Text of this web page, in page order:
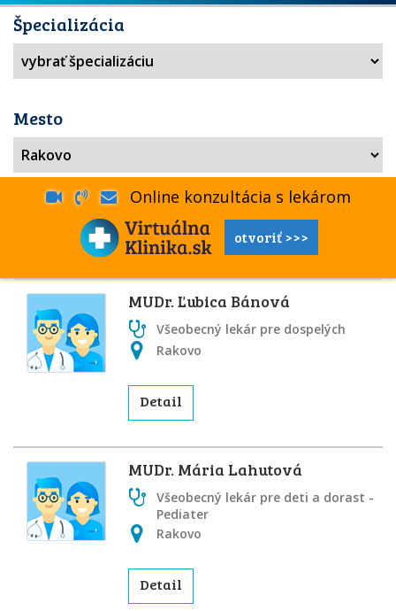
Špecializácia
Mesto
Online konzultácia s lekárom
otvoriť >>>
MUDr. Ľubica Bánová
Všeobecný lekár pre dospelých
Rakovo
Detail
MUDr. Mária Lahutová
Všeobecný lekár pre deti a dorast -
Pediater
Rakovo
Detail